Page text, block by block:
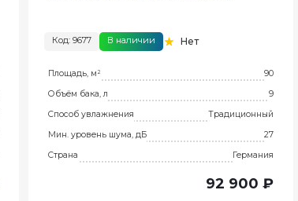
Код: 9677 В наличии Нет
Площадь, м²
90
Объём бака, л
9
Способ увлажнения
Традиционный
Мин. уровень шума, дБ
27
Страна
Германия
92 900 ₽